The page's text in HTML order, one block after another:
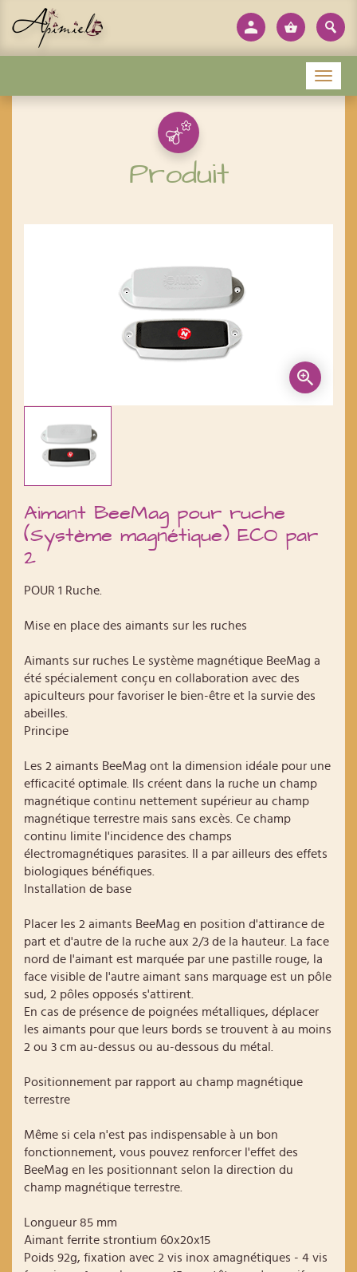
Produit
Aimant BeeMag pour ruche
(Système magnétique) ECO par
2
POUR 1 Ruche.
Mise en place des aimants sur les ruches
Aimants sur ruches Le système magnétique BeeMag a
été spécialement conçu en collaboration avec des
apiculteurs pour favoriser le bien-être et la survie des
abeilles.
Principe
Les 2 aimants BeeMag ont la dimension idéale pour une
efficacité optimale. Ils créent dans la ruche un champ
magnétique continu nettement supérieur au champ
magnétique terrestre mais sans excès. Ce champ
continu limite l'incidence des champs
électromagnétiques parasites. Il a par ailleurs des effets
biologiques bénéfiques.
Installation de base
Placer les 2 aimants BeeMag en position d'attirance de
part et d'autre de la ruche aux 2/3 de la hauteur. La face
nord de l'aimant est marquée par une pastille rouge, la
face visible de l'autre aimant sans marquage est un pôle
sud, 2 pôles opposés s'attirent.
En cas de présence de poignées métalliques, déplacer
les aimants pour que leurs bords se trouvent à au moins
2 ou 3 cm au-dessus ou au-dessous du métal.
Positionnement par rapport au champ magnétique
terrestre
Même si cela n'est pas indispensable à un bon
fonctionnement, vous pouvez renforcer l'effet des
BeeMag en les positionnant selon la direction du
champ magnétique terrestre.
Longueur 85 mm
Aimant ferrite strontium 60x20x15
Poids 92g, fixation avec 2 vis inox amagnétiques - 4 vis
Menu
Panneau de gestion des cookies